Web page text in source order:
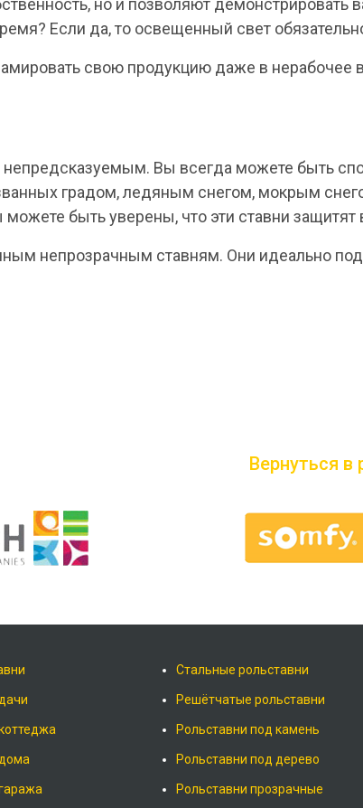
но и позволяют демонстрировать
Если да, то освещенный свет
свою продукцию даже в нерабочее
Вы всегда можете быть
градом, ледяным снегом, мокрым
быть уверены, что эти ставни защитят
непрозрачным ставням. Они идеально
Вернуться
Стальные рольставни
Решётчатые рольставни
Рольставни под камень
Рольставни под дерево
Рольставни прозрачные